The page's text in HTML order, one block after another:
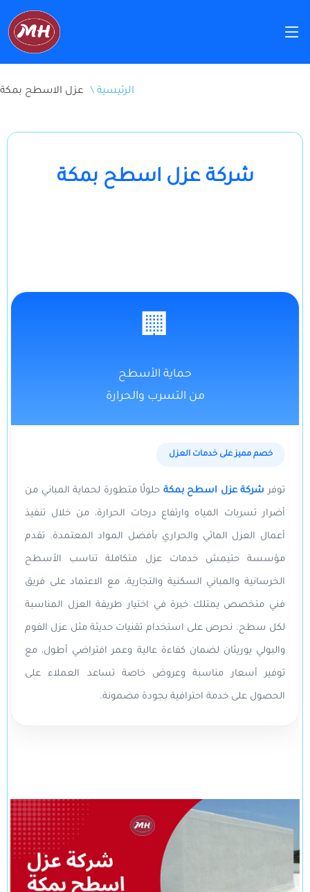
عزل الاسطح بمكة \ الرئيسية
شركة عزل اسطح بمكة
🏢
حماية الأسطح
من التسرب والحرارة
خصم مميز على خدمات العزل
توفر شركة عزل اسطح بمكة حلولًا متطورة لحماية المباني من
أضرار تسربات المياه وارتفاع درجات الحرارة، من خلال تنفيذ
أعمال العزل المائي والحراري بأفضل المواد المعتمدة. تقدم
مؤسسة حتيمش خدمات عزل متكاملة تناسب الأسطح
الخرسانية والمباني السكنية والتجارية، مع الاعتماد على فريق
فني متخصص يمتلك خبرة في اختيار طريقة العزل المناسبة
لكل سطح. نحرص على استخدام تقنيات حديثة مثل عزل الفوم
والبولي يوريثان لضمان كفاءة عالية وعمر افتراضي أطول، مع
توفير أسعار مناسبة وعروض خاصة تساعد العملاء على
الحصول على خدمة احترافية بجودة مضمونة.